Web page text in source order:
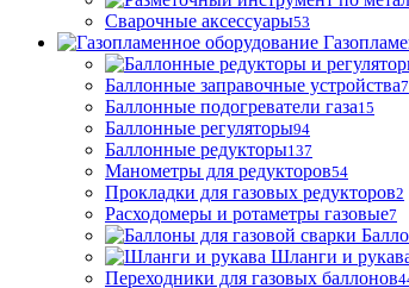
Сварочные аксессуары53
Баллонные заправочные устройства7
Баллонные подогреватели газа15
Баллонные регуляторы94
Баллонные редукторы137
Манометры для редукторов54
Прокладки для газовых редукторов2
Расходомеры и ротаметры газовые7
Шланги и
Переходники для газовых баллонов